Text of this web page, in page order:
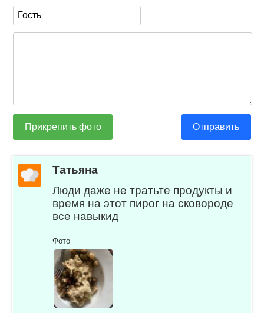
Прикрепить фото Отправить
Татьяна
Люди даже не тратьте продукты и
время на этот пирог на сковороде
все навыкид
Фото